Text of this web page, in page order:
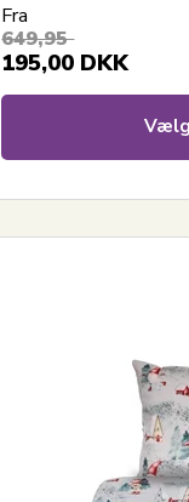
Fra
649,95
195,00 DKK